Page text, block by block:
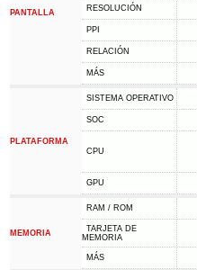
PANTALLA RESOLUCIÓN
PPI
RELACIÓN
MÁS
PLATAFORMA
SISTEMA OPERATIVO
SOC
CPU
GPU
MEMORIA
RAM / ROM
TARJETA DE
MEMORIA
MÁS